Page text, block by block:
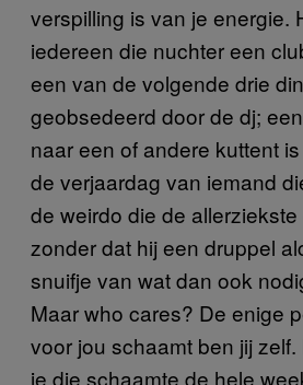
verspilling is van je energie.
iedereen die nuchter een
een van de volgende drie
geobsedeerd door de dj;
naar een of andere kuttent
de verjaardag van iemand
de weirdo die de
zonder dat hij een druppel
snuifje van wat dan ook
Maar who cares? De enige
voor jou schaamt ben jij
je die schaamte de hele